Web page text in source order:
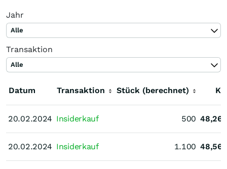
Jahr
Alle
Transaktion
Alle
Datum
20.02.2024
20.02.2024
Transaktion Stück (berechnet)
20.02.2024 Insiderkauf 500 48,26
20.02.2024 Insiderkauf 1.100 48,56